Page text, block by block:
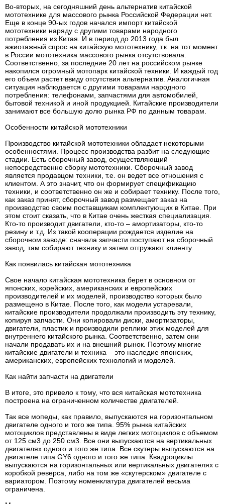
Во-вторых, на сегодняшний день альтернатив китайской
мототехнике для массового рынка Российской Федерации нет.
Еще в конце 90-ых годов начался импорт китайской
мототехники наряду с другими товарами народного
потребления из Китая. И в период до 2013 года был
ажиотажный спрос на китайскую мототехнику, т.к. на тот момент
в России мототехника массового рынка отсутствовала.
Соответственно, за последние 20 лет на российском рынке
накопился огромный мотопарк китайской техники. И каждый год
его объем растет ввиду отсутствия альтернатив. Аналогичная
ситуация наблюдается с другими товарами народного
потребления: телефонами, запчастями для автомобилей,
бытовой техникой и иной продукцией. Китайские производители
занимают все большую долю рынка РФ по данным товарам.
Особенности китайской мототехники
Производство китайской мототехники обладает некоторыми
особенностями. Процесс производства разбит на следующие
стадии. Есть сборочный завод, осуществляющий
непосредственно сборку мототехники. Сборочный завод
является продавцом техники, т.е. он ведет все отношения с
клиентом. А это значит, что он формирует спецификацию
техники, и соответственно он же и собирает технику. После того,
как заказ принят, сборочный завод размещает заказ на
производство своим поставщикам комплектующих в Китае. При
этом стоит сказать, что в Китае очень жесткая специализация.
Кто-то производит двигатели, кто-то – амортизаторы, кто-то
резину и т.д. Из такой кооперации рождается изделие на
сборочном заводе: сначала запчасти поступают на сборочный
завод, там собирают технику и затем отгружают клиенту.
Как появилась китайская мототехника
Свое начало китайская мототехника берет в основном от
японских, корейских, американских и европейских
производителей и их моделей, производство которых было
размещено в Китае. После того, как модели устаревали,
китайские производители продолжали производить эту технику,
копируя запчасти. Они копировали диски, амортизаторы,
двигатели, пластик и производили реплики этих моделей для
внутреннего китайского рынка. Соответственно, затем они
начали продавать их и на внешний рынок. Поэтому многие
китайские двигатели и техника – это наследие японских,
американских, европейских технологий и моделей.
Как найти запчасти на двигатели
В итоге, это привело к тому, что вся китайская мототехника
построена на ограниченном количестве двигателей.
Так все мопеды, как правило, выпускаются на горизонтальном
двигателе одного и того же типа. 95% рынка китайских
мотоциклов представлены в виде легких мотоциклов с объемом
от 125 см3 до 250 см3. Все они выпускаются на вертикальных
двигателях одного и того же типа. Все скутеры выпускаются на
двигателе типа GY6 одного и того же типа. Квадроциклы
выпускаются на горизонтальных или вертикальных двигателях с
коробкой реверса, либо на том же «скутерском» двигателе с
вариатором. Поэтому номенклатура двигателей весьма
ограничена.